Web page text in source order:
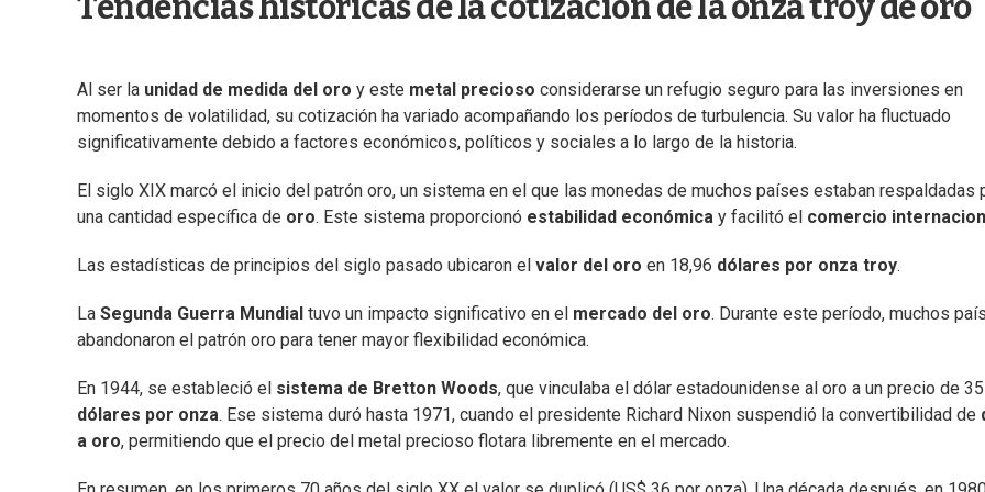
Al ser la unidad de medida del oro y este metal precioso considerarse un refugio seguro para las inversiones en
momentos de volatilidad, su cotización ha variado acompañando los períodos de turbulencia. Su valor ha fluctuado
significativamente debido a factores económicos, políticos y sociales a lo largo de la historia.
El siglo XIX marcó el inicio del patrón oro, un sistema en el que las monedas de muchos países estaban respaldadas
una cantidad específica de oro. Este sistema proporcionó estabilidad económica y facilitó el comercio
Las estadísticas de principios del siglo pasado ubicaron el valor del oro en 18,96 dólares por onza troy.
La Segunda Guerra Mundial tuvo un impacto significativo en el mercado del oro. Durante este período, muchos
abandonaron el patrón oro para tener mayor flexibilidad económica.
En 1944, se estableció el sistema de Bretton Woods, que vinculaba el dólar estadounidense al oro a un precio de 35
dólares por onza. Ese sistema duró hasta 1971, cuando el presidente Richard Nixon suspendió la convertibilidad de
a oro, permitiendo que el precio del metal precioso flotara libremente en el mercado.